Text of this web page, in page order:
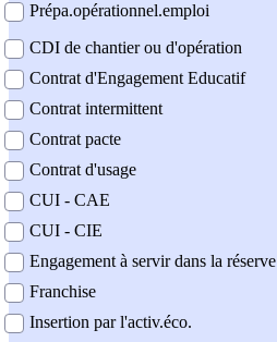
Prépa.opérationnel.emploi
CDI de chantier ou d'opération
Contrat d'Engagement Educatif
Contrat intermittent
Contrat pacte
Contrat d'usage
CUI - CAE
CUI - CIE
Engagement à servir dans la réserve
Franchise
Insertion par l'activ.éco.